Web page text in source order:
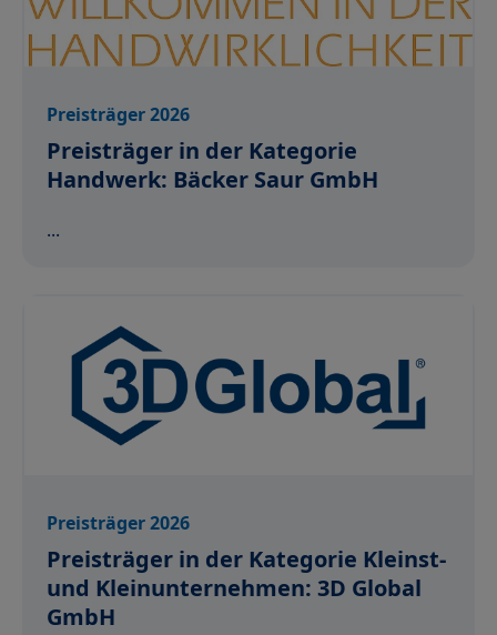
Preisträger 2026
Preisträger in der Kategorie
Handwerk: Bäcker Saur GmbH
...
Preisträger 2026
Preisträger in der Kategorie Kleinst-
und Kleinunternehmen: 3D Global
GmbH